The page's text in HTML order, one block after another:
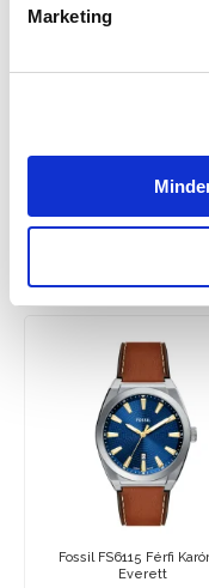
Marketing
Fossil FS6105 Férfi
Fossil FS6115 Férfi
Everett